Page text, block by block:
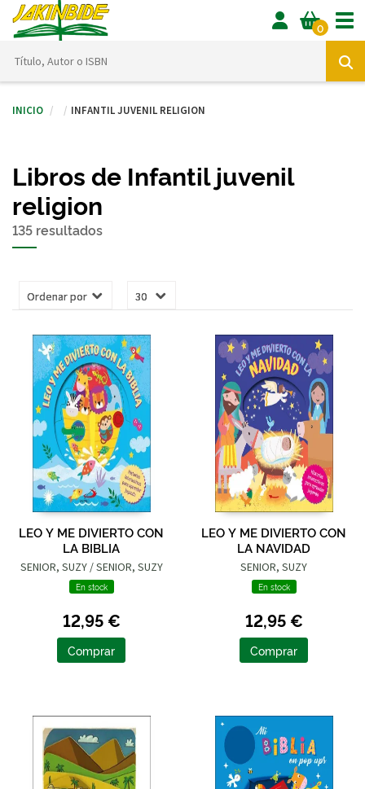
0
Inicio Infantil juvenil religion
Libros de Infantil juvenil
religion
135 resultados
LEO Y ME DIVIERTO CON
LA BIBLIA
SENIOR, SUZY / SENIOR, SUZY
En stock
12,95 €
Comprar
LEO Y ME DIVIERTO CON
LA NAVIDAD
SENIOR, SUZY
En stock
12,95 €
Comprar